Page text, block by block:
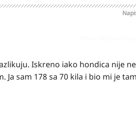
Iskreno iako hondica nije
sam 178 sa 70 kila i bio mi je